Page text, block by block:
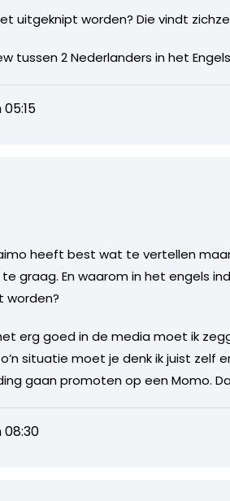
uitgeknipt worden? Die vindt
tussen 2 Nederlanders in het
heeft best wat te vertellen
graag. En waarom in het engels
worden?
erg goed in de media moet ik
situatie moet je denk ik juist
gaan promoten op een Momo.